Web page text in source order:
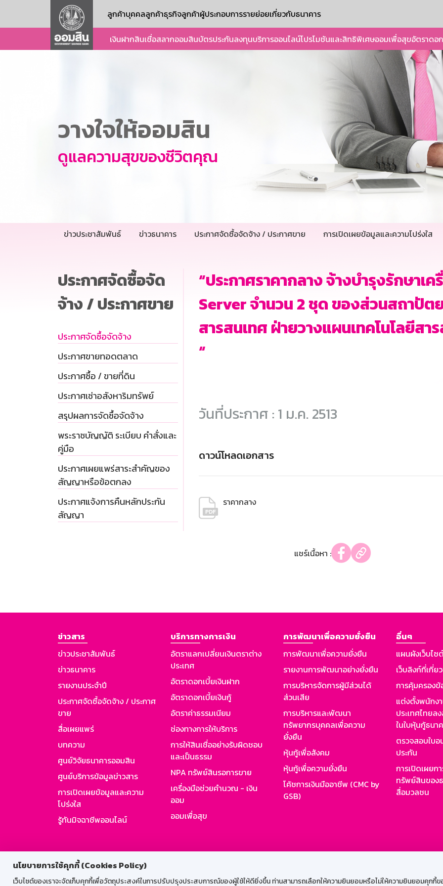
นโยบายการใช้คุกกี้ (Cookies Policy)
เว็บไซต์ของเราจะจัดเก็บคุกกี้เพื่อวัตถุประสงค์ในการปรับปรุงประสบการณ์ของผู้ใช้ให้ดียิ่งขึ้น ท่านสามารถเลือกให้ความยินยอมหรือไม่ให้ความยินยอมคุกกี้ข
ลูกค้าบุคคลลูกค้าธุรกิจลูกค้าผู้ประกอบการรายย่อยเกี่ยวกับธนาคาร
เงินฝากสินเชื่อสลากออมสินบัตรประกันลงทุนบริการออนไลน์โปรโมชันและสิทธิพิเศษออมเพื่อสุขอัตราดอ
วางใจให้ออมสิน
ดูแลความสุขของชีวิตคุณ
ข่าวประชาสัมพันธ์ ข่าวธนาคาร ประกาศจัดซื้อจัดจ้าง / ประกาศขาย การเปิดเผยข้อมูลและความโปร่งใส
ประกาศจัดซื้อจัด
จ้าง / ประกาศขาย
ประกาศจัดซื้อจัดจ้าง
ประกาศขายทอดตลาด
ประกาศซื้อ / ขายที่ดิน
ประกาศเช่าอสังหาริมทรัพย์
สรุปผลการจัดซื้อจัดจ้าง
พระราชบัญญัติ ระเบียบ คำสั่งและ
คู่มือ
ประกาศเผยแพร่สาระสำคัญของ
สัญญาหรือข้อตกลง
ประกาศแจ้งการคืนหลักประกัน
สัญญา
“ประกาศราคากลาง จ้างบำรุงรักษาเ
Server จำนวน 2 ชุด ของส่วนสถาปัต
สารสนเทศ ฝ่ายวางแผนเทคโนโลยีสา
“
วันที่ประกาศ : 1 ม.ค. 2513
ดาวน์โหลดเอกสาร
ราคากลาง
แชร์เนื้อหา :
ข่าวสาร
ข่าวประชาสัมพันธ์
ข่าวธนาคาร
รายงานประจำปี
ประกาศจัดซื้อจัดจ้าง / ประกาศ
ขาย
สื่อเผยแพร่
บทความ
ศูนย์วิจัยธนาคารออมสิน
ศูนย์บริการข้อมูลข่าวสาร
การเปิดเผยข้อมูลและความ
โปร่งใส
รู้ทันมิจฉาชีพออนไลน์
บริการทางการเงิน
อัตราแลกเปลี่ยนเงินตราต่าง
ประเทศ
อัตราดอกเบี้ยเงินฝาก
อัตราดอกเบี้ยเงินกู้
อัตราค่าธรรมเนียม
ช่องทางการให้บริการ
การให้สินเชื่ออย่างรับผิดชอบ
และเป็นธรรม
NPA ทรัพย์สินรอการขาย
เครื่องมือช่วยคำนวณ - เงิน
ออม
ออมเพื่อสุข
การพัฒนาเพื่อความยั่งยืน
การพัฒนาเพื่อความยั่งยืน
รายงานการพัฒนาอย่างยั่งยืน
การบริหารจัดการผู้มีส่วนได้
ส่วนเสีย
การบริหารและพัฒนา
ทรัพยากรบุคคลเพื่อความ
ยั่งยืน
หุ้นกู้เพื่อสังคม
หุ้นกู้เพื่อความยั่งยืน
โค้ชการเงินมืออาชีพ (CMC by
GSB)
อื่นๆ
แผนผังเว็บไซ
เว็บลิงก์ที่เกี่ย
การคุ้มครอง
แต่งตั้งพนักง
ประเทศไทยล
ในใบหุ้นกู้ธนา
ตรวจสอบใบ
ประกัน
การเปิดเผยก
ทรัพย์สินของ
สื่อมวลชน